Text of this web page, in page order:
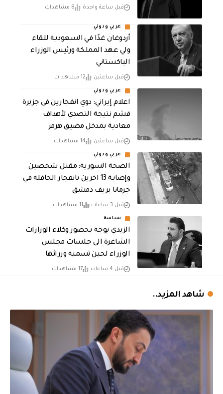
قبل ساعة واحدة 8 مشاهدات
عربي ودولي
أردوغان غدًا في السعودية للقاء
ولي عهد المملكة ورئيس الوزراء
الباكستاني
قبل ساعتين 12 مشاهدات
عربي ودولي
اعلام إيراني: دوي انفجارين في جزيرة
قشم نتيجة التصدي لأهداف
معادية بمدخل مضيق هرمز
قبل ساعتين 14 مشاهدات
عربي ودولي
الصحة السورية: مقتل شخصين
وإصابة 13 اخرين بانفجار الحافلة في
جرمانا بريف دمشق
قبل 3 ساعات 11 مشاهدات
سياسة
الزيدي يوجه بحضور وكلاء الوزارات
الشاغرة الى جلسات مجلس
الوزراء لحين تسمية وزرائها
قبل 4 ساعات 17 مشاهدات
شاهد المزيد..